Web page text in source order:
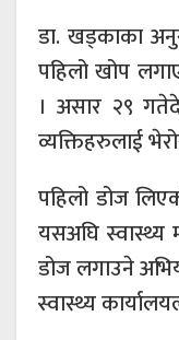
डा. खड्काका
पहिलो खोप
। असार २९
व्यक्तिहरुलाई
पहिलो डोज
यसअघि स्वास्थ्य
डोज लगाउने
स्वास्थ्य